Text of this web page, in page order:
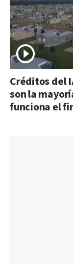
Créditos del
son la
funciona el